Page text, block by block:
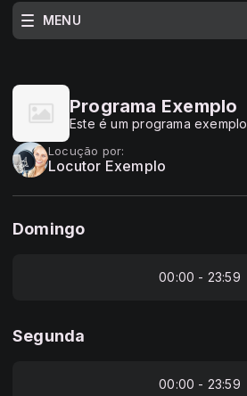
MENU
Programa Exemplo
Este é um programa exemplo
Locução por:
Locutor Exemplo
Domingo
00:00 - 23:59
Segunda
00:00 - 23:59